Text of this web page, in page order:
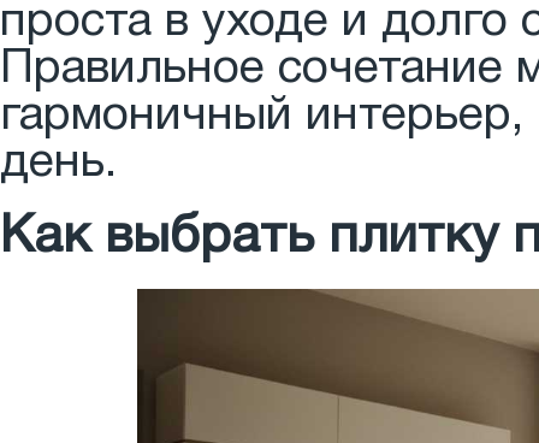
проста в уходе и долго
Правильное сочетание
гармоничный
день.
Как выбрать плитку